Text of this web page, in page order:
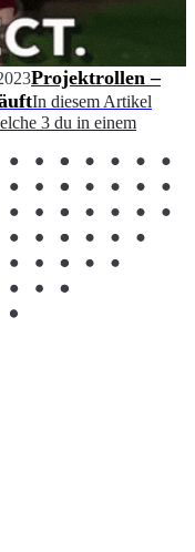
Projektrollen –
In diesem Artikel
3 du in einem